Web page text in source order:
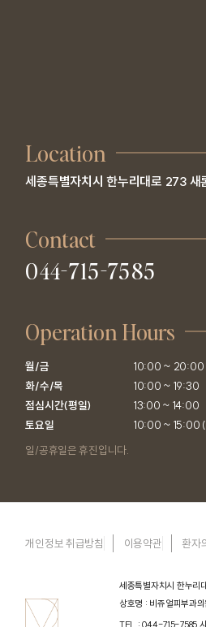
Location
세종특별자치시 한누리대로 273 새
Contact
044-715-7585
Operation Hours
월/금
화/수/목
점심시간(평일)
토요일
10:00 ~ 20:00
10:00 ~ 19:30
13:00 ~ 14:00
10:00 ~ 15:00 (
일/공휴일은 휴진입니다.
개인정보 취급방침 이용약관 환자
세종특별자치시 한누리
상호명 : 비쥬얼피부과의
TEL : 044-715-7585